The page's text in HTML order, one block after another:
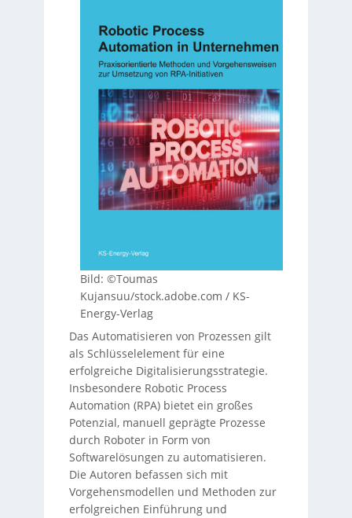
Bild: ©Toumas
Kujansuu/stock.adobe.com / KS-
Energy-Verlag
Das Automatisieren von Prozessen gilt
als Schlüsselelement für eine
erfolgreiche Digitalisierungsstrategie.
Insbesondere Robotic Process
Automation (RPA) bietet ein großes
Potenzial, manuell geprägte Prozesse
durch Roboter in Form von
Softwarelösungen zu automatisieren.
Die Autoren befassen sich mit
Vorgehensmodellen und Methoden zur
erfolgreichen Einführung und